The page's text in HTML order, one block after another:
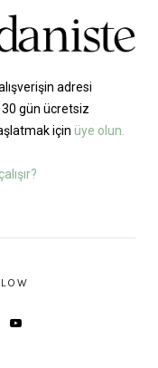
adresi
gün ücretsiz
için üye olun.